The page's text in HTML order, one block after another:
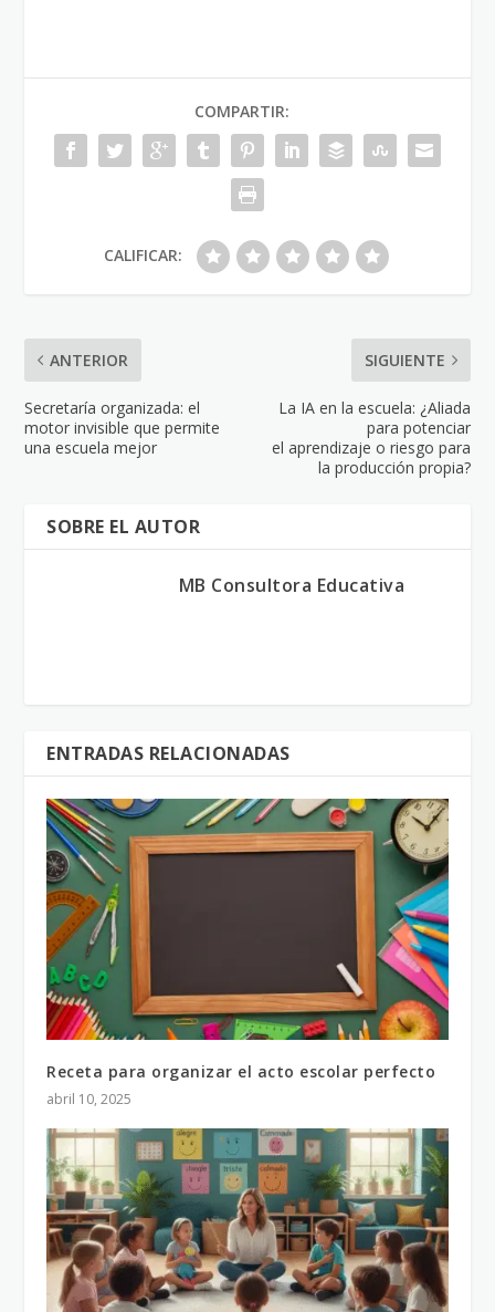
COMPARTIR:
CALIFICAR:
ANTERIOR
Secretaría organizada: el
motor invisible que permite
una escuela mejor
SIGUIENTE
La IA en la escuela: ¿Aliada
para potenciar
el aprendizaje o riesgo para
la producción propia?
SOBRE EL AUTOR
MB Consultora Educativa
ENTRADAS RELACIONADAS
Receta para organizar el acto escolar perfecto
abril 10, 2025